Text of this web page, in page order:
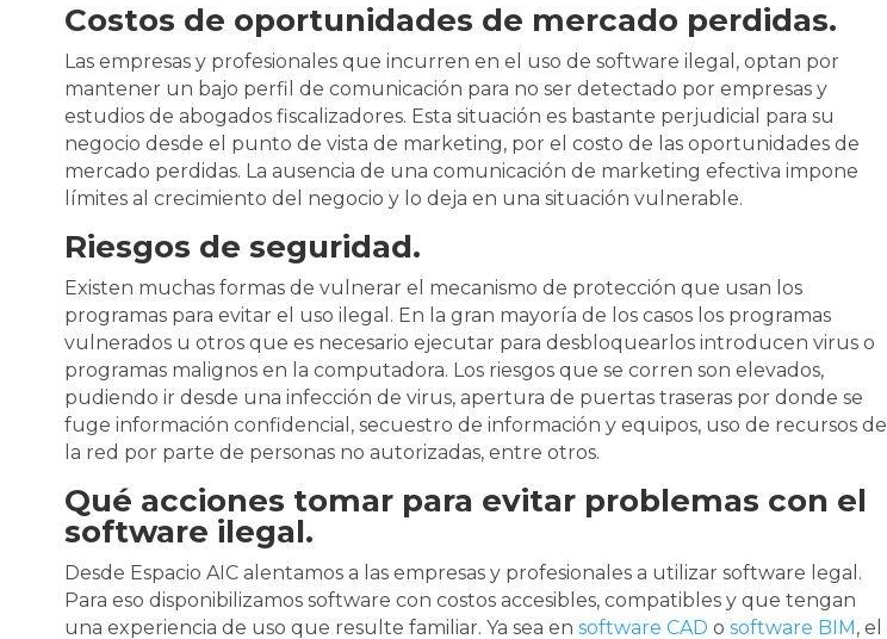
Costos de oportunidades de mercado perdidas.
Las empresas y profesionales que incurren en el uso de software ilegal, optan por
mantener un bajo perfil de comunicación para no ser detectado por empresas y
estudios de abogados fiscalizadores. Esta situación es bastante perjudicial para su
negocio desde el punto de vista de marketing, por el costo de las oportunidades de
mercado perdidas. La ausencia de una comunicación de marketing efectiva impone
límites al crecimiento del negocio y lo deja en una situación vulnerable.
Riesgos de seguridad.
Existen muchas formas de vulnerar el mecanismo de protección que usan los
programas para evitar el uso ilegal. En la gran mayoría de los casos los programas
vulnerados u otros que es necesario ejecutar para desbloquearlos introducen virus o
programas malignos en la computadora. Los riesgos que se corren son elevados,
pudiendo ir desde una infección de virus, apertura de puertas traseras por donde se
fuge información confidencial, secuestro de información y equipos, uso de recursos de
la red por parte de personas no autorizadas, entre otros.
Qué acciones tomar para evitar problemas con el
software ilegal.
Desde Espacio AIC alentamos a las empresas y profesionales a utilizar software legal.
Para eso disponibilizamos software con costos accesibles, compatibles y que tengan
una experiencia de uso que resulte familiar. Ya sea en software CAD o software BIM, el